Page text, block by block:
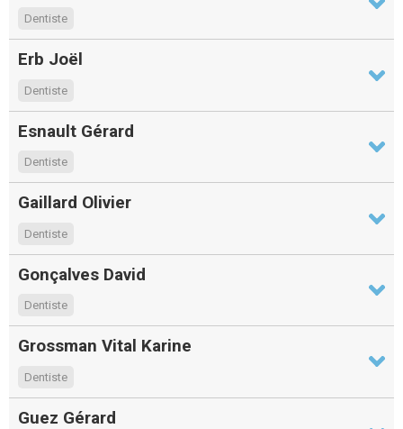
Dentiste
Erb Joël
Dentiste
Esnault Gérard
Dentiste
Gaillard Olivier
Dentiste
Gonçalves David
Dentiste
Grossman Vital Karine
Dentiste
Guez Gérard